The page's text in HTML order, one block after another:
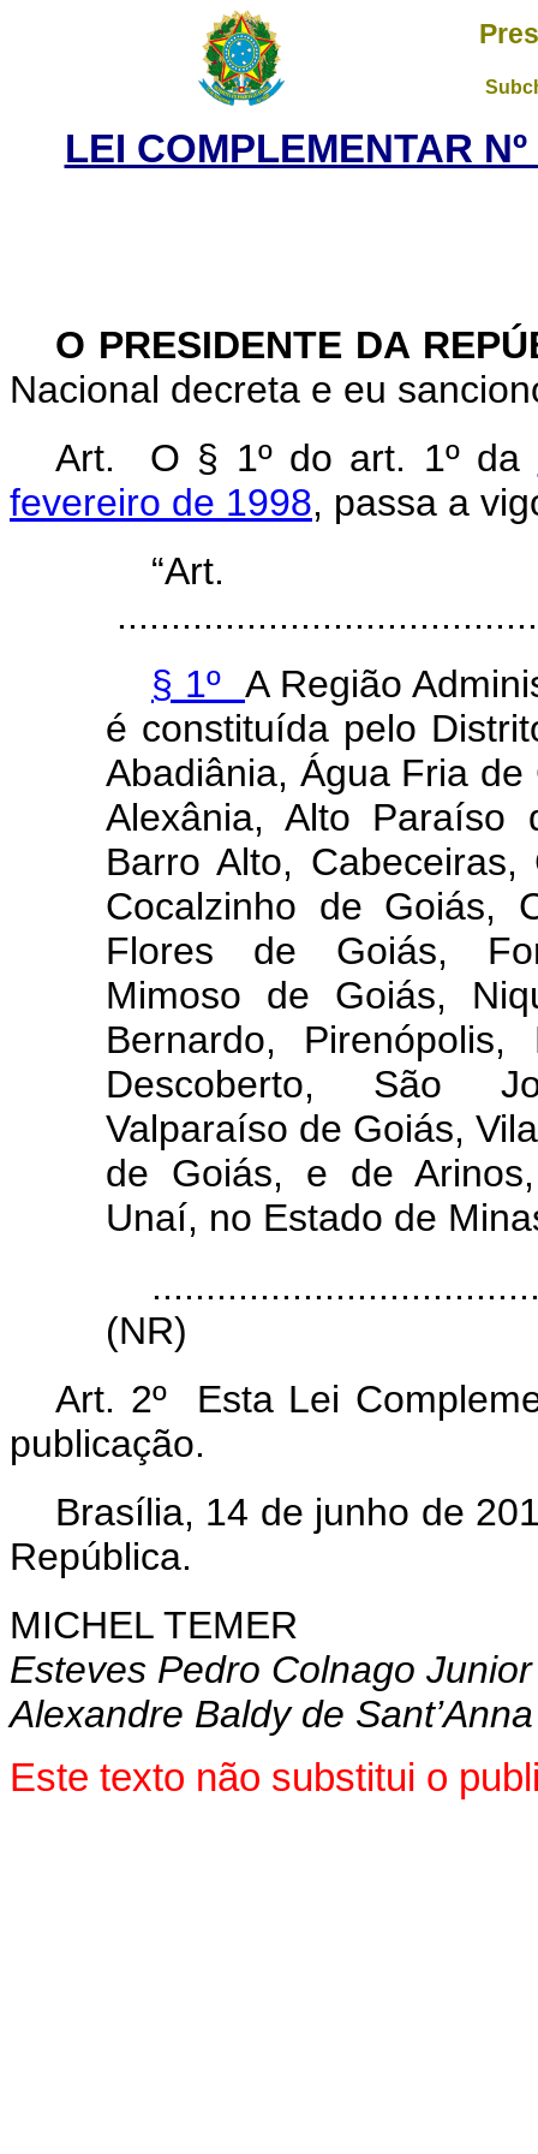
LEI COMPLEMENTAR
O PRESIDENTE DA
Nacional decreta e eu
Art. O § 1º do art. 1º da
fevereiro de 1998, passa a
§ 1º A Região
é constituída pelo
Abadiânia, Água Fria
Alexânia, Alto Paraíso
Barro Alto,
Cocalzinho de Goiás,
Flores de Goiás,
Mimoso de Goiás,
Bernardo,
Descoberto, São
Valparaíso de Goiás,
de Goiás, e de
Unaí, no Estado de
(NR)
Art. 2º Esta Lei
publicação.
Brasília, 14 de junho de
República.
MICHEL TEMER
Esteves Pedro Colnago Junior
Alexandre Baldy de
Este texto não substitui o